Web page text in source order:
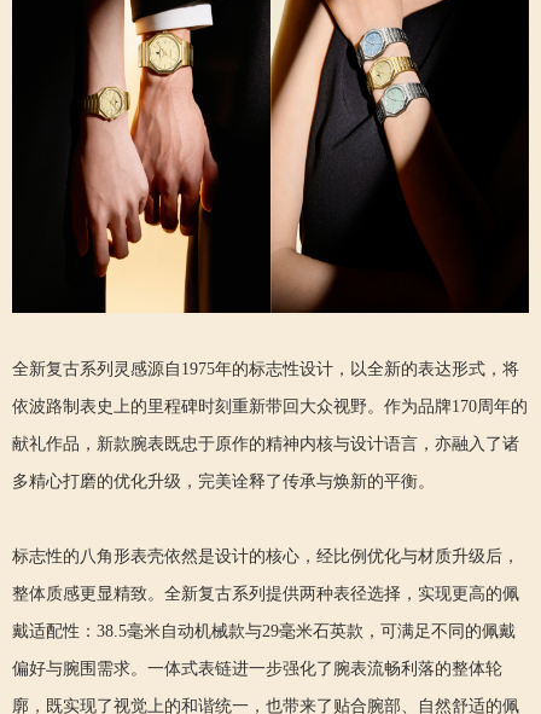
全新复古系列灵感源自1975年的标志性设计，以全新的表达形式，将
依波路制表史上的里程碑时刻重新带回大众视野。作为品牌170周年的
献礼作品，新款腕表既忠于原作的精神内核与设计语言，亦融入了诸
多精心打磨的优化升级，完美诠释了传承与焕新的平衡。
标志性的八角形表壳依然是设计的核心，经比例优化与材质升级后，
整体质感更显精致。全新复古系列提供两种表径选择，实现更高的佩
戴适配性：38.5毫米自动机械款与29毫米石英款，可满足不同的佩戴
偏好与腕围需求。一体式表链进一步强化了腕表流畅利落的整体轮
廓，既实现了视觉上的和谐统一，也带来了贴合腕部、自然舒适的佩